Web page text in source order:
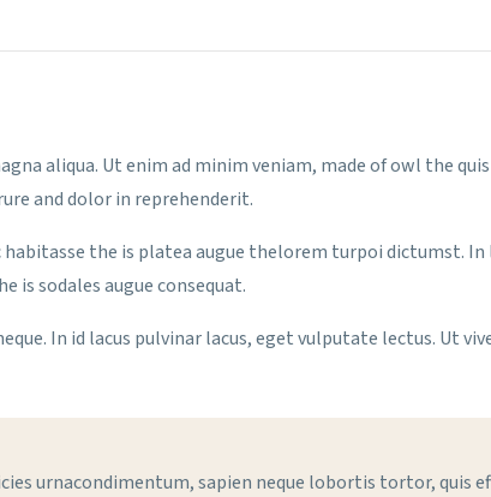
aliqua. Ut enim ad minim veniam, made of owl the
and dolor in reprehenderit.
the is platea augue thelorem turpoi dictumst. In
is sodales augue consequat.
In id lacus pulvinar lacus, eget vulputate lectus. Ut
urnacondimentum, sapien neque lobortis tortor, quis